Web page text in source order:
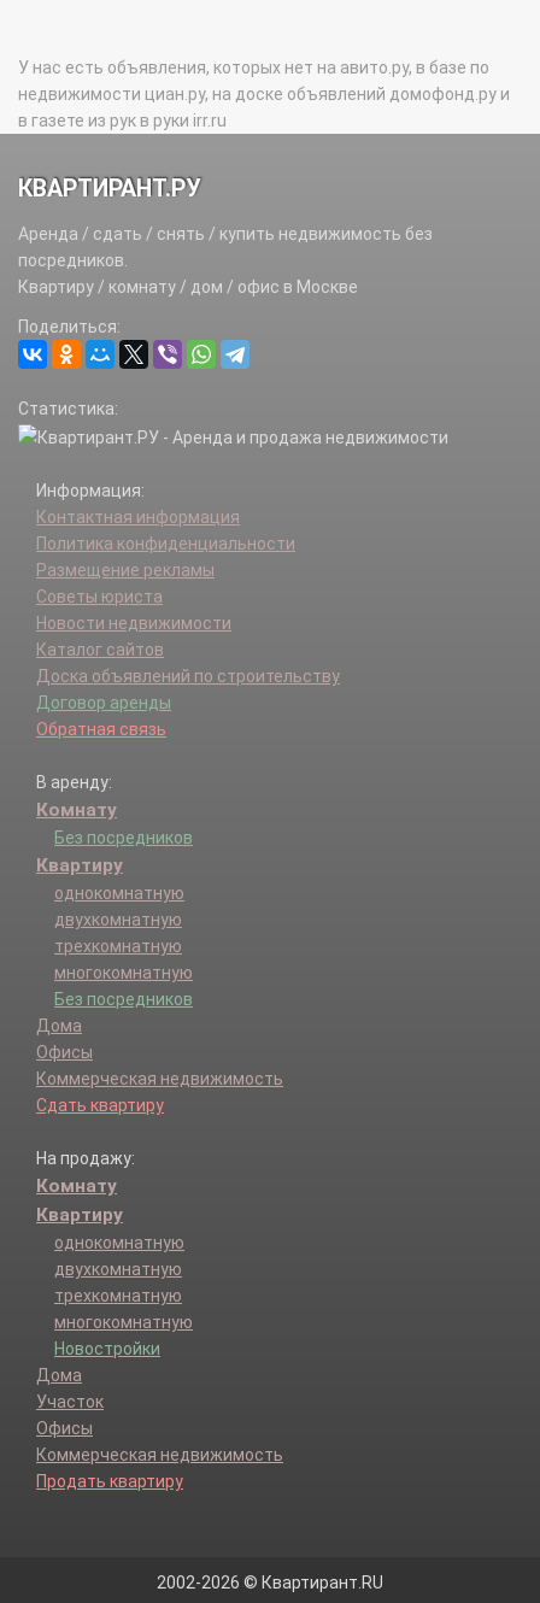
У нас есть объявления, которых нет на авито.ру, в базе по
недвижимости циан.ру, на доске объявлений домофонд.ру и
в газете из рук в руки irr.ru
КВАРТИРАНТ.РУ
Аренда / сдать / снять / купить недвижимость без
посредников.
Квартиру / комнату / дом / офис в Москве
Поделиться:
Статистика:
Информация:
Контактная информация
Политика конфиденциальности
Размещение рекламы
Советы юриста
Новости недвижимости
Каталог сайтов
Доска объявлений по строительству
Договор аренды
Обратная связь
В аренду:
Комнату
Без посредников
Квартиру
однокомнатную
двухкомнатную
трехкомнатную
многокомнатную
Без посредников
Дома
Офисы
Коммерческая недвижимость
Сдать квартиру
На продажу:
Комнату
Квартиру
однокомнатную
двухкомнатную
трехкомнатную
многокомнатную
Новостройки
Дома
Участок
Офисы
Коммерческая недвижимость
Продать квартиру
2002-2026 © Квартирант.RU